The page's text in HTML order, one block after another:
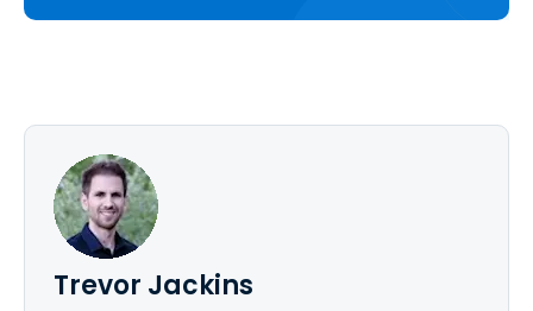
Trevor Jackins